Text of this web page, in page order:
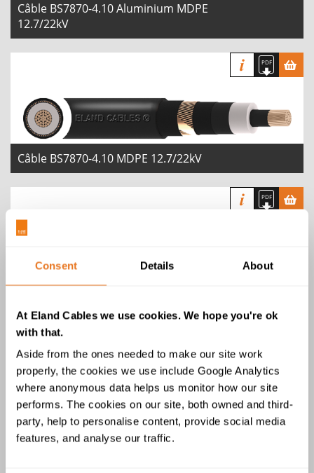
Consent Details About
At Eland Cables we use cookies. We hope you're ok
with that.
Aside from the ones needed to make our site work
properly, the cookies we use include Google Analytics
where anonymous data helps us monitor how our site
performs. The cookies on our site, both owned and third-
party, help to personalise content, provide social media
features, and analyse our traffic.
Câble BS7870-4.10 Aluminium MDPE
12.7/22kV
Câble BS7870-4.10 MDPE 12.7/22kV
BS7835 XLPE LSZH 12.7/22kV Cable